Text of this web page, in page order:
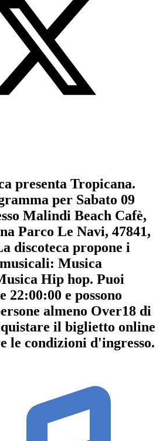
presenta Tropicana.
per Sabato 09
Malindi Beach Cafè,
Parco Le Navi, 47841,
discoteca propone i
Musica
Hip hop. Puoi
22:00:00 e possono
almeno Over18 di
il biglietto online
le condizioni d'ingresso.